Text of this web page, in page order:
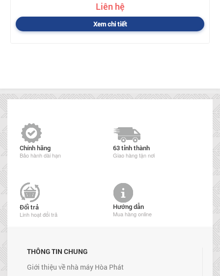
Liên hệ
Xem chi tiết
Chính hãng
Bảo hành dài hạn
63 tỉnh thành
Giao hàng tận nơi
Đổi trả
Linh hoạt đổi trả
Hướng dẫn
Mua hàng online
THÔNG TIN CHUNG
Giới thiệu về nhà máy Hòa Phát